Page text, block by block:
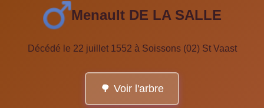
Menault DE LA SALLE
Décédé le 22 juillet 1552 à Soissons (02) St Vaast
🌳 Voir l'arbre